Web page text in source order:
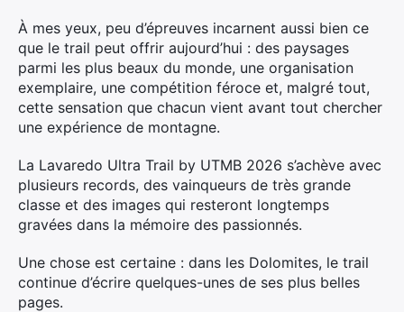
À mes yeux, peu d’épreuves incarnent aussi bien ce
que le trail peut offrir aujourd’hui : des paysages
parmi les plus beaux du monde, une organisation
exemplaire, une compétition féroce et, malgré tout,
cette sensation que chacun vient avant tout chercher
une expérience de montagne.
La Lavaredo Ultra Trail by UTMB 2026 s’achève avec
plusieurs records, des vainqueurs de très grande
classe et des images qui resteront longtemps
gravées dans la mémoire des passionnés.
Une chose est certaine : dans les Dolomites, le trail
continue d’écrire quelques-unes de ses plus belles
pages.